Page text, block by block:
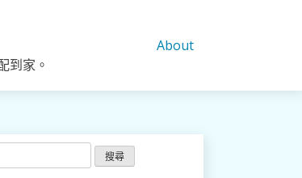
到家。
About